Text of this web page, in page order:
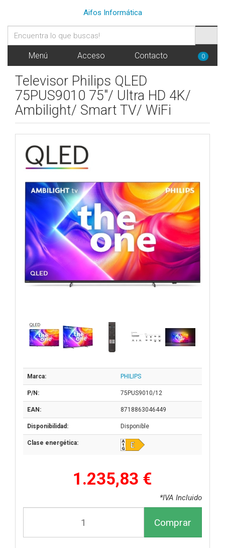
Aifos Informática
Menú Acceso Contacto 0
Televisor Philips QLED
75PUS9010 75"/ Ultra HD 4K/
Ambilight/ Smart TV/ WiFi
Marca: PHILIPS
P/N: 75PUS9010/12
EAN: 8718863046449
Disponibilidad: Disponible
Clase energética:
1.235,83 €
*IVA Incluido
Comprar